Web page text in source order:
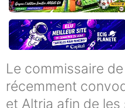
Le commissaire
récemment
et Altria afin de les